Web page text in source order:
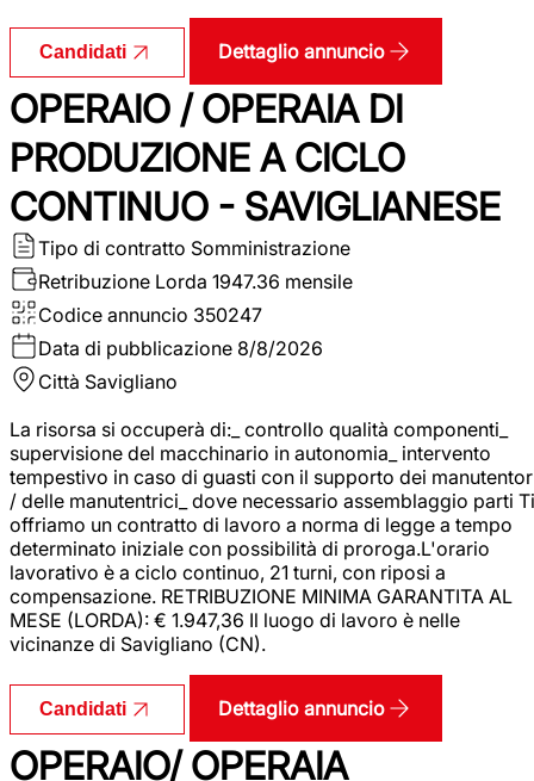
Candidati Dettaglio annuncio
OPERAIO / OPERAIA DI
PRODUZIONE A CICLO
CONTINUO - SAVIGLIANESE
Tipo di contratto Somministrazione
Retribuzione Lorda 1947.36 mensile
Codice annuncio 350247
Data di pubblicazione 8/8/2026
Città Savigliano
La risorsa si occuperà di:_ controllo qualità componenti_
supervisione del macchinario in autonomia_ intervento
tempestivo in caso di guasti con il supporto dei
/ delle manutentrici_ dove necessario assemblaggio parti Ti
offriamo un contratto di lavoro a norma di legge a tempo
determinato iniziale con possibilità di proroga.L'orario
lavorativo è a ciclo continuo, 21 turni, con riposi a
compensazione. RETRIBUZIONE MINIMA GARANTITA AL
MESE (LORDA): € 1.947,36 Il luogo di lavoro è nelle
vicinanze di Savigliano (CN).
Candidati Dettaglio annuncio
OPERAIO/ OPERAIA